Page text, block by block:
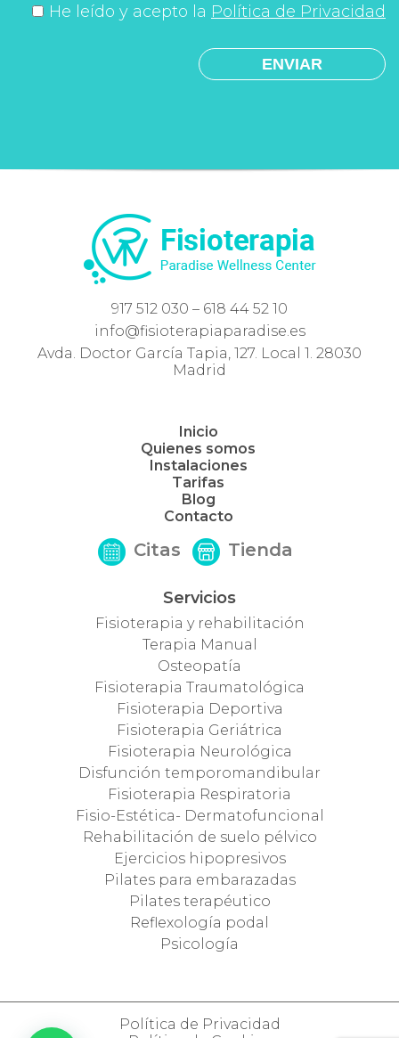
He leído y acepto la Política de Privacidad
917 512 030 – 618 44 52 10
info@fisioterapiaparadise.es
Avda. Doctor García Tapia, 127. Local 1. 28030
Madrid
Inicio
Quienes somos
Instalaciones
Tarifas
Blog
Contacto
Citas Tienda
Servicios
Fisioterapia y rehabilitación
Terapia Manual
Osteopatía
Fisioterapia Traumatológica
Fisioterapia Deportiva
Fisioterapia Geriátrica
Fisioterapia Neurológica
Disfunción temporomandibular
Fisioterapia Respiratoria
Fisio-Estética- Dermatofuncional
Rehabilitación de suelo pélvico
Ejercicios hipopresivos
Pilates para embarazadas
Pilates terapéutico
Reflexología podal
Psicología
Política de Privacidad